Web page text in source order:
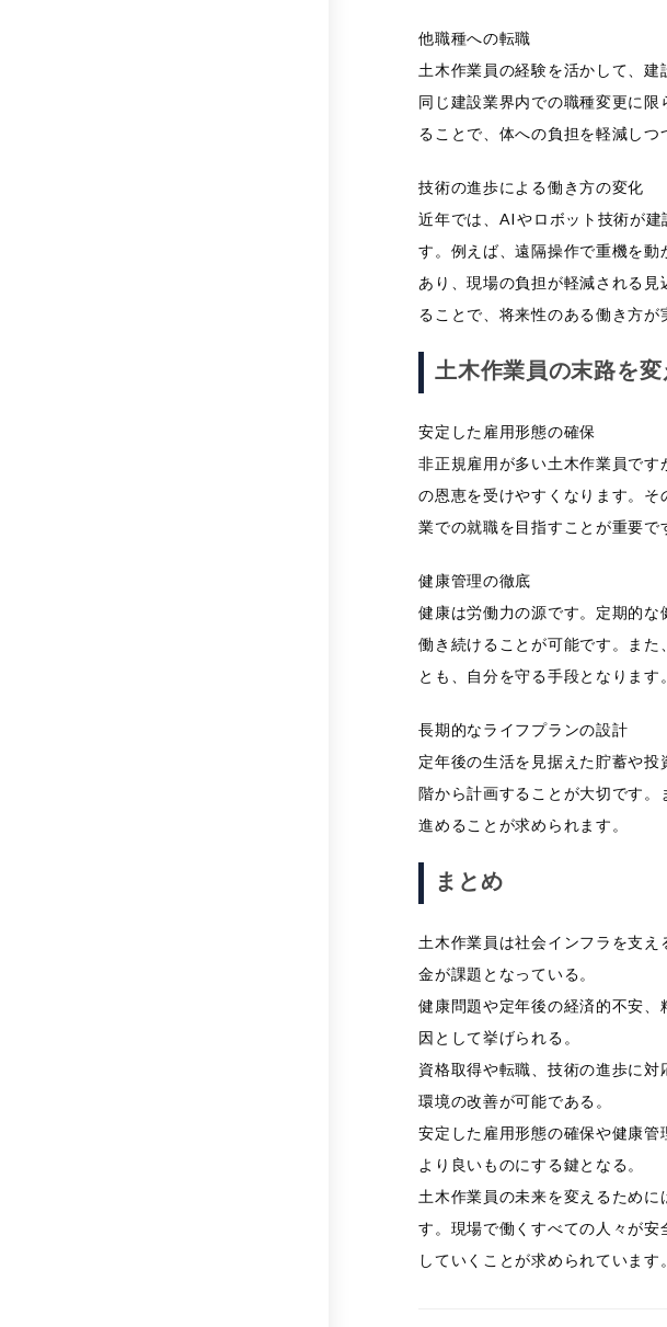
他職種への転職
土木作業員の経験を活かして、建
同じ建設業界内での職種変更に
ることで、体への負担を軽減しつ
技術の進歩による働き方の変化
近年では、AIやロボット技術が
す。例えば、遠隔操作で重機を
あり、現場の負担が軽減される
ることで、将来性のある働き方が
土木作業員の末路を
安定した雇用形態の確保
非正規雇用が多い土木作業員で
の恩恵を受けやすくなります。
業での就職を目指すことが重要で
健康管理の徹底
健康は労働力の源です。定期的
働き続けることが可能です。また
とも、自分を守る手段となります。
長期的なライフプランの設計
定年後の生活を見据えた貯蓄や
階から計画することが大切です
進めることが求められます。
まとめ
土木作業員は社会インフラを支
金が課題となっている。
健康問題や定年後の経済的不安
因として挙げられる。
資格取得や転職、技術の進歩に
環境の改善が可能である。
安定した雇用形態の確保や健康
より良いものにする鍵となる。
土木作業員の未来を変えるため
す。現場で働くすべての人々が
していくことが求められています。